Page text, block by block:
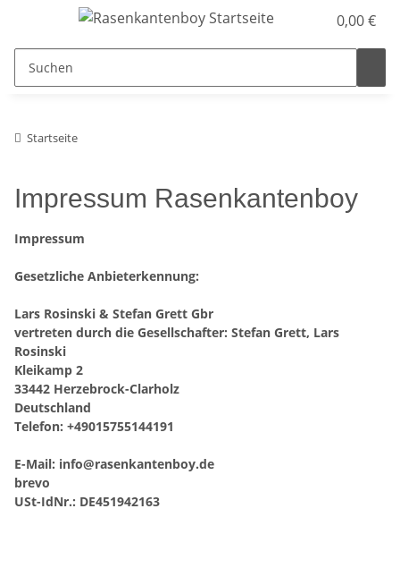
0,00 €
Startseite
Impressum Rasenkantenboy
Impressum
Gesetzliche Anbieterkennung:
Lars Rosinski & Stefan Grett Gbr
vertreten durch die Gesellschafter: Stefan Grett, Lars
Rosinski
Kleikamp 2
33442 Herzebrock-Clarholz
Deutschland
Telefon: +49015755144191
E-Mail: info@rasenkantenboy.de
brevo
USt-IdNr.: DE451942163